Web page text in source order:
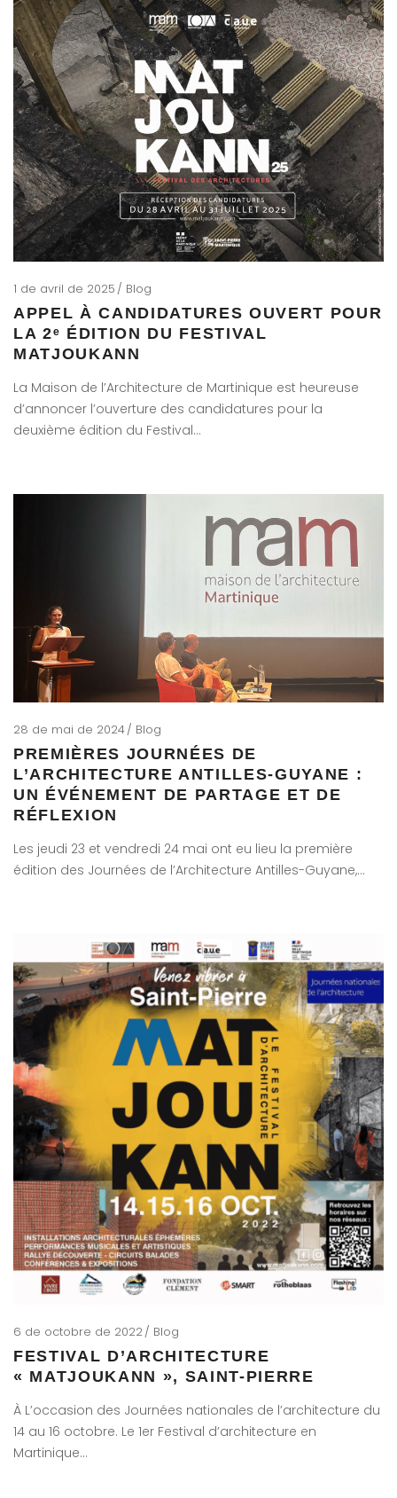
1 de avril de 2025 Blog
APPEL À CANDIDATURES OUVERT POUR
LA 2ᵉ ÉDITION DU FESTIVAL
MATJOUKANN
La Maison de l’Architecture de Martinique est heureuse
d’annoncer l’ouverture des candidatures pour la
deuxième édition du Festival…
28 de mai de 2024 Blog
PREMIÈRES JOURNÉES DE
L’ARCHITECTURE ANTILLES-GUYANE :
UN ÉVÉNEMENT DE PARTAGE ET DE
RÉFLEXION
Les jeudi 23 et vendredi 24 mai ont eu lieu la première
édition des Journées de l’Architecture Antilles-Guyane,…
6 de octobre de 2022 Blog
FESTIVAL D’ARCHITECTURE
« MATJOUKANN », SAINT-PIERRE
À L’occasion des Journées nationales de l’architecture du
14 au 16 octobre. Le 1er Festival d’architecture en
Martinique…